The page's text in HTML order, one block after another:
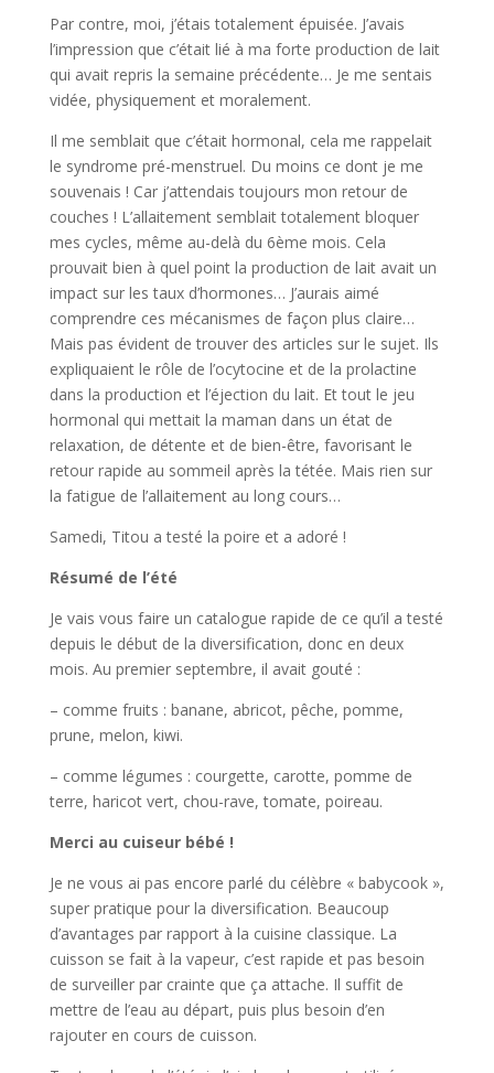
Par contre, moi, j’étais totalement épuisée. J’avais
l’impression que c’était lié à ma forte production de lait
qui avait repris la semaine précédente… Je me sentais
vidée, physiquement et moralement.
Il me semblait que c’était hormonal, cela me rappelait
le syndrome pré-menstruel. Du moins ce dont je me
souvenais ! Car j’attendais toujours mon retour de
couches ! L’allaitement semblait totalement bloquer
mes cycles, même au-delà du 6ème mois. Cela
prouvait bien à quel point la production de lait avait un
impact sur les taux d’hormones… J’aurais aimé
comprendre ces mécanismes de façon plus claire…
Mais pas évident de trouver des articles sur le sujet. Ils
expliquaient le rôle de l’ocytocine et de la prolactine
dans la production et l’éjection du lait. Et tout le jeu
hormonal qui mettait la maman dans un état de
relaxation, de détente et de bien-être, favorisant le
retour rapide au sommeil après la tétée. Mais rien sur
la fatigue de l’allaitement au long cours…
Samedi, Titou a testé la poire et a adoré !
Résumé de l’été
Je vais vous faire un catalogue rapide de ce qu’il a testé
depuis le début de la diversification, donc en deux
mois. Au premier septembre, il avait gouté :
– comme fruits : banane, abricot, pêche, pomme,
prune, melon, kiwi.
– comme légumes : courgette, carotte, pomme de
terre, haricot vert, chou-rave, tomate, poireau.
Merci au cuiseur bébé !
Je ne vous ai pas encore parlé du célèbre « babycook »,
super pratique pour la diversification. Beaucoup
d’avantages par rapport à la cuisine classique. La
cuisson se fait à la vapeur, c’est rapide et pas besoin
de surveiller par crainte que ça attache. Il suffit de
mettre de l’eau au départ, puis plus besoin d’en
rajouter en cours de cuisson.